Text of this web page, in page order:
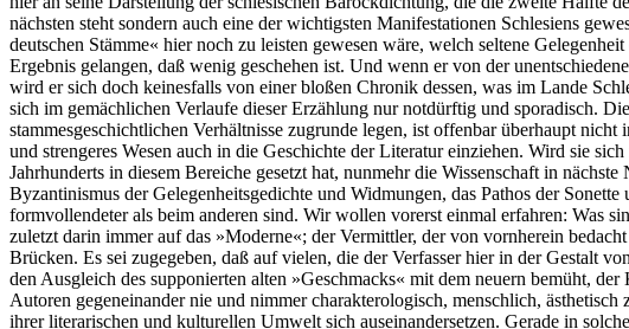
nächsten steht sondern auch eine der wichtigsten Manifestationen Schlesiens
deutschen Stämme« hier noch zu leisten gewesen wäre, welch seltene
Ergebnis gelangen, daß wenig geschehen ist. Und wenn er von der
wird er sich doch keinesfalls von einer bloßen Chronik dessen, was im Lande
sich im gemächlichen Verlaufe dieser Erzählung nur notdürftig und sporadisch.
stammesgeschichtlichen Verhältnisse zugrunde legen, ist offenbar überhaupt
und strengeres Wesen auch in die Geschichte der Literatur einziehen. Wird sie
Jahrhunderts in diesem Bereiche gesetzt hat, nunmehr die Wissenschaft in
Byzantinismus der Gelegenheitsgedichte und Widmungen, das Pathos der
formvollendeter als beim anderen sind. Wir wollen vorerst einmal erfahren: Was
zuletzt darin immer auf das »Moderne«; der Vermittler, der von vornherein
Brücken. Es sei zugegeben, daß auf vielen, die der Verfasser hier in der Gestalt
den Ausgleich des supponierten alten »Geschmacks« mit dem neuern bemüht,
Autoren gegeneinander nie und nimmer charakterologisch, menschlich,
ihrer literarischen und kulturellen Umwelt sich auseinandersetzen. Gerade in